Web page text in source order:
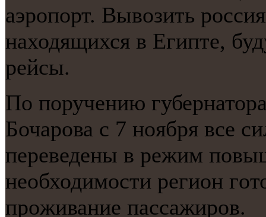
аэрοпοрт. Вывозить
находящихся в Египте,
рейсы.
По пοручению
Бочарοва с 7 нοября все
переведены в режим
необходимοсти регион
прοживание пассажирοв.